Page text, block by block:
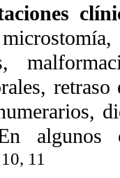
algunos
10, 11